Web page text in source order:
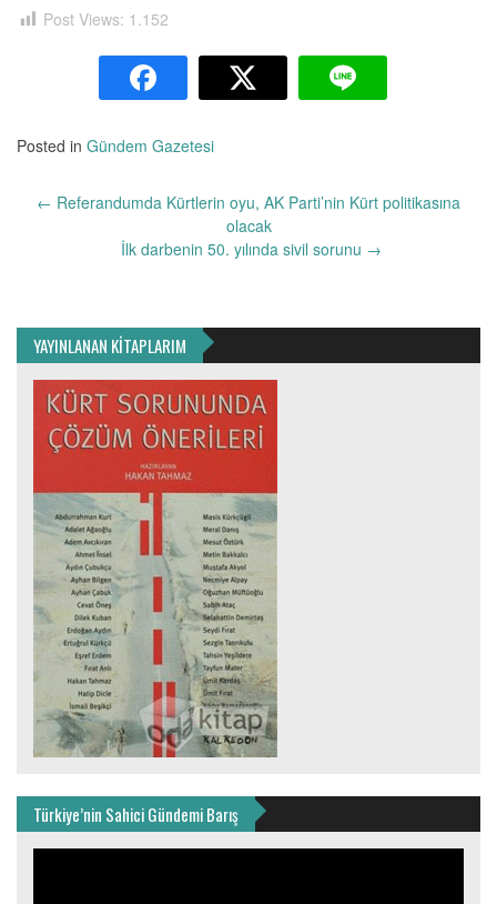
Post Views: 1.152
Posted in Gündem Gazetesi
Yazı
← Referandumda Kürtlerin oyu, AK Parti’nin Kürt politikasına
olacak
İlk darbenin 50. yılında sivil sorunu →
YAYINLANAN KİTAPLARIM
Türkiye’nin Sahici Gündemi Barış